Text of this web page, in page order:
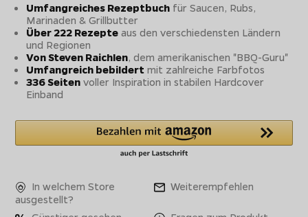
Umfangreiches Rezeptbuch für Saucen, Rubs,
Marinaden & Grillbutter
Über 222 Rezepte aus den verschiedensten Ländern
und Regionen
Von Steven Raichlen, dem amerikanischen "BBQ-Guru"
Umfangreich bebildert mit zahlreiche Farbfotos
336 Seiten voller Inspiration in stabilen Hardcover
Einband
In welchem Store
ausgestellt?
Weiterempfehlen